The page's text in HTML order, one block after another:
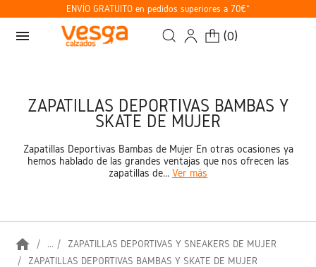
ENVÍO GRATUITO en pedidos superiores a 70€*
menu (0)
ZAPATILLAS DEPORTIVAS BAMBAS Y
SKATE DE MUJER
Zapatillas Deportivas Bambas de Mujer En otras ocasiones ya
hemos hablado de las grandes ventajas que nos ofrecen las
zapatillas de... Ver más
home ...
ZAPATILLAS DEPORTIVAS Y SNEAKERS DE MUJER
ZAPATILLAS DEPORTIVAS BAMBAS Y SKATE DE MUJER